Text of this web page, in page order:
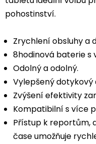
pohostinství.
Zrychlení obsluhy a
8hodinová baterie s
Odolný a odolný.
Vylepšený dotykový
Zvýšení efektivity
Kompatibilní s více
Přístup k reportům,
čase umožňuje